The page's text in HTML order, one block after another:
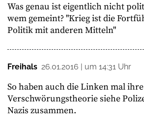
Was genau ist eigentlich nicht
wem gemeint? "Krieg ist die
Politik mit anderen Mitteln"
Freihals 26.01.2016 | um 14:31 Uhr
So haben auch die Linken mal
Verschwörungstheorie siehe
Nazis zusammen.